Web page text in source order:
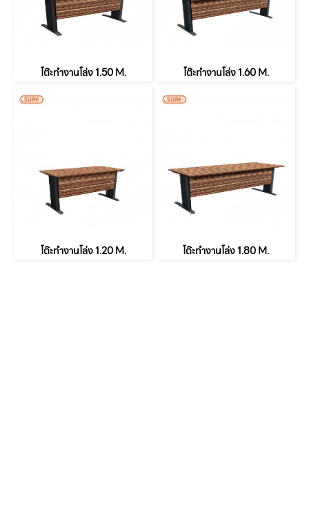
โต๊ะทำงานโล่ง 1.50 M. โต๊ะทำงานโล่ง 1.60 M.
โต๊ะทำงานโล่ง 1.20 M. โต๊ะทำงานโล่ง 1.80 M.